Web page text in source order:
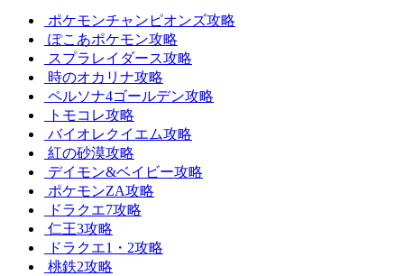
ポケモンチャンピオンズ攻略
ぽこあポケモン攻略
スプラレイダース攻略
時のオカリナ攻略
ペルソナ4ゴールデン攻略
トモコレ攻略
バイオレクイエム攻略
紅の砂漠攻略
デイモン&ベイビー攻略
ポケモンZA攻略
ドラクエ7攻略
仁王3攻略
ドラクエ1・2攻略
桃鉄2攻略